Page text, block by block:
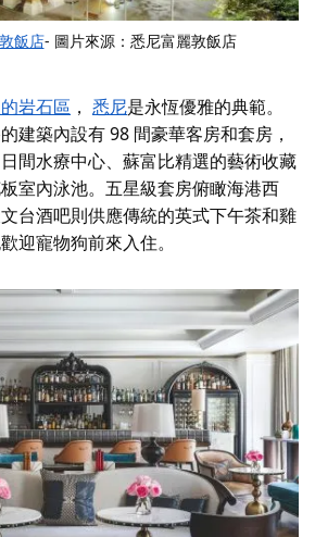
飯店- 圖片來源：悉尼富麗敦飯店
岩石區 ， 悉尼是永恆優雅的典範。
建築內設有 98 間豪華客房和套房，
間水療中心、蘇富比精選的藝術收藏
室內泳池。五星級套房俯瞰海港西
台酒吧則供應傳統的英式下午茶和雞
迎寵物狗前來入住。